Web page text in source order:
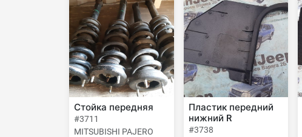
Стойка передняя
#3711
MITSUBISHI PAJERO
Пластик передний
нижний R
#3738